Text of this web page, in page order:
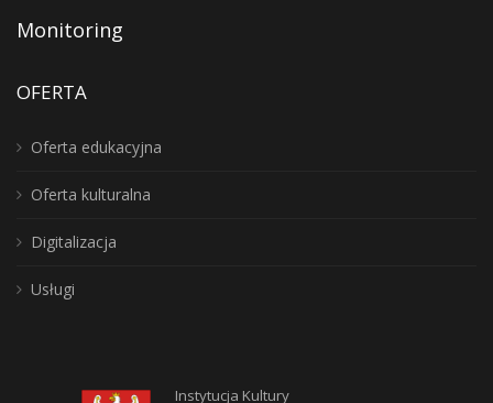
Monitoring
OFERTA
Oferta edukacyjna
Oferta kulturalna
Digitalizacja
Usługi
Instytucja Kultury